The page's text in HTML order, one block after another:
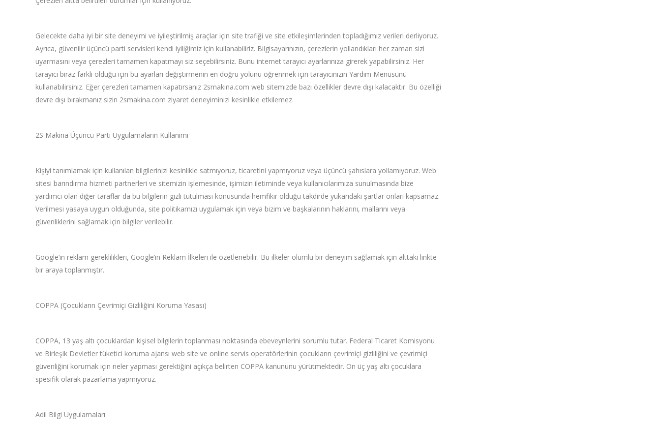
Gelecekte daha iyi bir site deneyimi ve iyileştirilmiş araçlar için site trafiği ve site etkileşimlerinden topladığımız verileri derliyoruz.
Ayrıca, güvenilir üçüncü parti servisleri kendi iyiliğimiz için kullanabiliriz. Bilgisayarınızın, çerezlerin yollandıkları her zaman sizi
uyarmasını veya çerezleri tamamen kapatmayı siz seçebilirsiniz. Bunu internet tarayıcı ayarlarınıza girerek yapabilirsiniz. Her
tarayıcı biraz farklı olduğu için bu ayarları değiştirmenin en doğru yolunu öğrenmek için tarayıcınızın Yardım Menüsünü
kullanabilirsiniz. Eğer çerezleri tamamen kapatırsanız 2smakina.com web sitemizde bazı özellikler devre dışı kalacaktır. Bu özelliği
devre dışı bırakmanız sizin 2smakina.com ziyaret deneyiminizi kesinlikle etkilemez.
2S Makina Üçüncü Parti Uygulamaların Kullanımı
Kişiyi tanımlamak için kullanılan bilgilerinizi kesinlikle satmıyoruz, ticaretini yapmıyoruz veya üçüncü şahıslara yollamıyoruz. Web
sitesi barındırma hizmeti partnerleri ve sitemizin işlemesinde, işimizin iletiminde veya kullanıcılarımıza sunulmasında bize
yardımcı olan diğer taraflar da bu bilgilerin gizli tutulması konusunda hemfikir olduğu takdirde yukarıdaki şartlar onları kapsamaz.
Verilmesi yasaya uygun olduğunda, site politikamızı uygulamak için veya bizim ve başkalarının haklarını, mallarını veya
güvenliklerini sağlamak için bilgiler verilebilir.
Google’ın reklam gereklilikleri, Google’ın Reklam İlkeleri ile özetlenebilir. Bu ilkeler olumlu bir deneyim sağlamak için alttaki linkte
bir araya toplanmıştır.
COPPA (Çocukların Çevrimiçi Gizliliğini Koruma Yasası)
COPPA, 13 yaş altı çocuklardan kişisel bilgilerin toplanması noktasında ebeveynlerini sorumlu tutar. Federal Ticaret Komisyonu
ve Birleşik Devletler tüketici koruma ajansı web site ve online servis operatörlerinin çocukların çevrimiçi gizliliğini ve çevrimiçi
güvenliğini korumak için neler yapması gerektiğini açıkça belirten COPPA kanununu yürütmektedir. On üç yaş altı çocuklara
spesifik olarak pazarlama yapmıyoruz.
Adil Bilgi Uygulamaları